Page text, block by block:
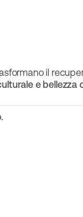
il
e bellezza